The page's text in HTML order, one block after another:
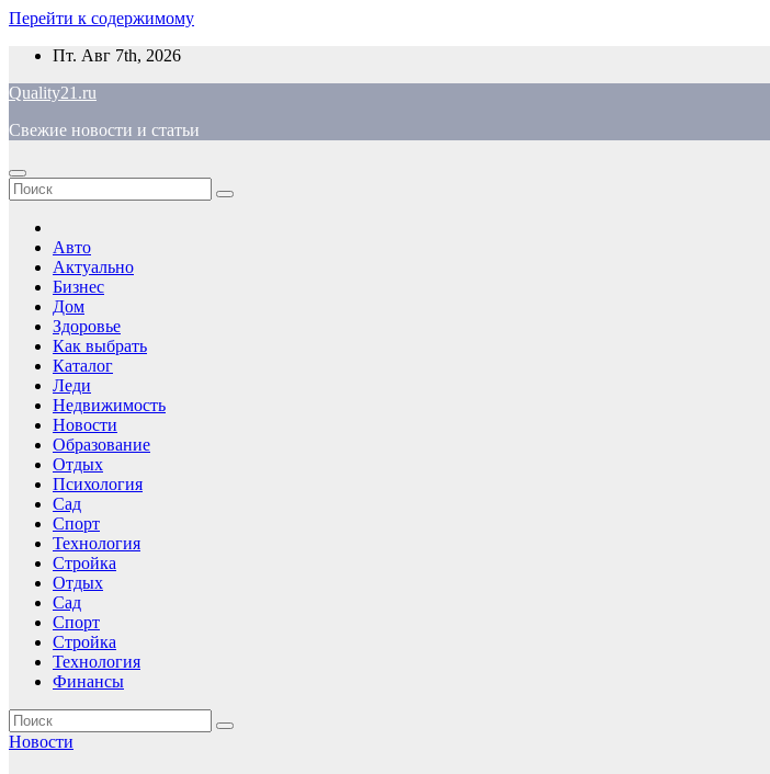
Перейти к содержимому
Пт. Авг 7th, 2026
Quality21.ru
Свежие новости и статьи
Авто
Актуально
Бизнес
Дом
Здоровье
Как выбрать
Каталог
Леди
Недвижимость
Новости
Образование
Отдых
Психология
Сад
Спорт
Технология
Стройка
Отдых
Сад
Спорт
Стройка
Технология
Финансы
Новости